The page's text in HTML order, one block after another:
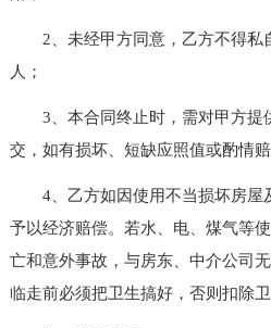
2、未经甲方同意，乙方不得私
人；
3、本合同终止时，需对甲方提
交，如有损坏、短缺应照值或酌情赔
4、乙方如因使用不当损坏房屋
予以经济赔偿。若水、电、煤气等
亡和意外事故，与房东、中介公司
临走前必须把卫生搞好，否则扣除卫